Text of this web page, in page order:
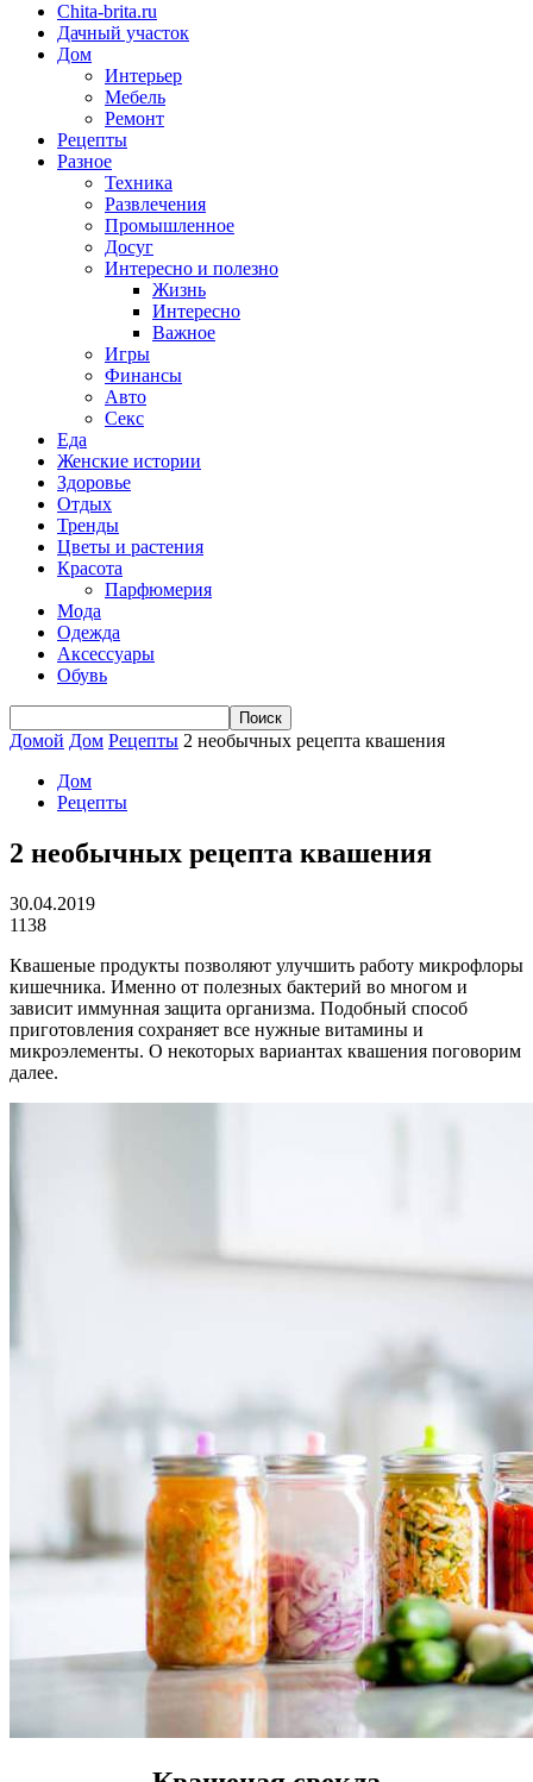
Chita-brita.ru
Дачный участок
Дом
Интерьер
Мебель
Ремонт
Рецепты
Разное
Техника
Развлечения
Промышленное
Досуг
Интересно и полезно
Жизнь
Интересно
Важное
Игры
Финансы
Авто
Секс
Еда
Женские истории
Здоровье
Отдых
Тренды
Цветы и растения
Красота
Парфюмерия
Мода
Одежда
Аксессуары
Обувь
Домой Дом Рецепты 2 необычных рецепта квашения
Дом
Рецепты
2 необычных рецепта квашения
30.04.2019
1138
Квашеные продукты позволяют улучшить работу микрофлоры
кишечника. Именно от полезных бактерий во многом и
зависит иммунная защита организма. Подобный способ
приготовления сохраняет все нужные витамины и
микроэлементы. О некоторых вариантах квашения поговорим
далее.